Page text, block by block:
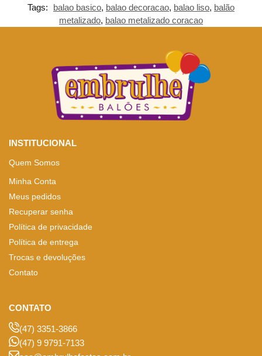
Tags:
balao basico, balao decoracao, balao liso, balão
metalizado, balao metalizado coracao
INSTITUCIONAL
Quem Somos
Minha Conta
Meus pedidos
Recuperar senha
Política de privacidade
Política de entrega
Trocas e devoluções
Contato
CONTATO
(47) 3351-3866
(47) 9 9791-7133